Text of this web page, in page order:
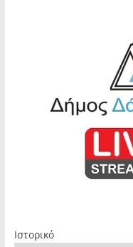
Ιστορικό